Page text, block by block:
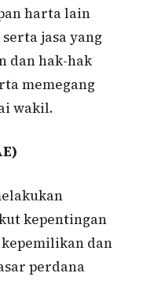
harta lain
jasa yang
dan hak-hak
memegang
wakil.
kepentingan
dan
perdana